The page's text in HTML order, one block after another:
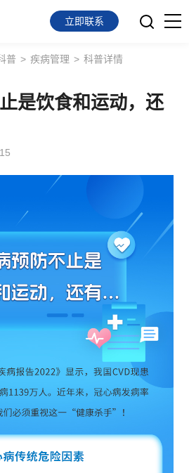
立即联系
普 > 疾病管理 > 科普详情
是饮食和运动，还